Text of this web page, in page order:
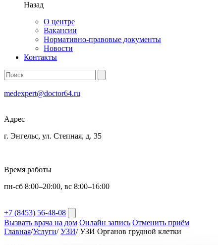
Назад
О центре
Вакансии
Нормативно-правовые документы
Новости
Контакты
medexpert@doctor64.ru
Адрес
г. Энгельс, ул. Степная, д. 35
Время работы
пн-сб 8:00–20:00, вс 8:00–16:00
+7 (8453) 56-48-08
Вызвать врача на дом Онлайн запись Отменить приём
Главная/Услуги/ УЗИ/ УЗИ Органов грудной клетки